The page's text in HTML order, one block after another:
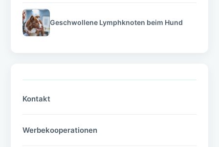
Geschwollene Lymphknoten beim Hund
Kontakt
Werbekooperationen